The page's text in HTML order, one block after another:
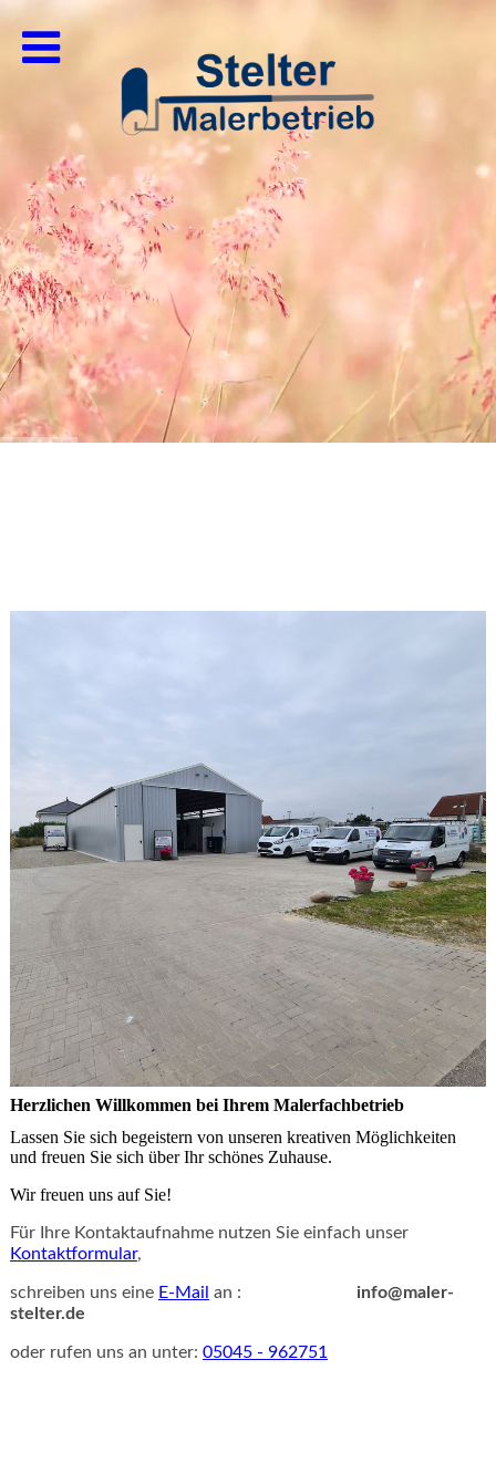
Herzlichen Willkommen bei Ihrem Malerfachbetrieb
Lassen Sie sich begeistern von unseren kreativen Möglichkeiten
und freuen Sie sich über Ihr schönes Zuhause.
Wir freuen uns auf Sie!
Für Ihre Kontaktaufnahmenutzen Sie einfach unser
Kontaktformular,
schreiben uns eine E-Mail an : info@maler-
stelter.de
oder rufen uns an unter: 05045 - 962751